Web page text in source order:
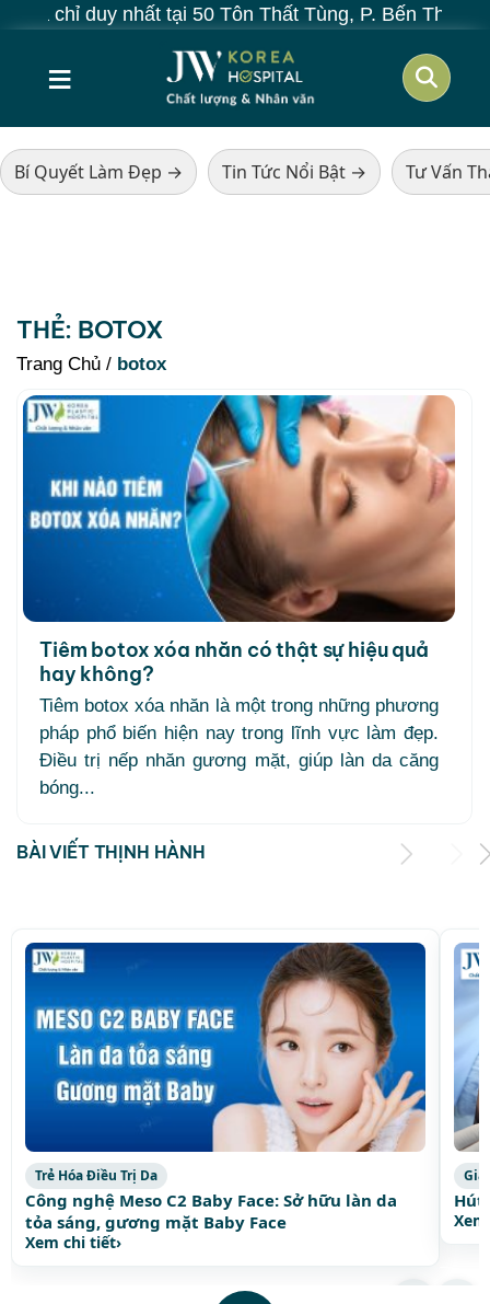
duy nhất tại 50 Tôn Thất Tùng, P. Bến Thành,
≡
Bí Quyết Làm Đẹp → Tin Tức Nổi Bật → Tư Vấn
THẺ: BOTOX
Trang Chủ / botox
Tiêm botox xóa nhăn có thật sự hiệu quả
hay không?
Tiêm botox xóa nhăn là một trong những phương
pháp phổ biến hiện nay trong lĩnh vực làm đẹp.
Điều trị nếp nhăn gương mặt, giúp làn da căng
bóng...
BÀI VIẾT THỊNH HÀNH
Trẻ Hóa Điều Trị Da
Công nghệ Meso C2 Baby Face: Sở hữu làn da
tỏa sáng, gương mặt Baby Face
Xem chi tiết›
Hút